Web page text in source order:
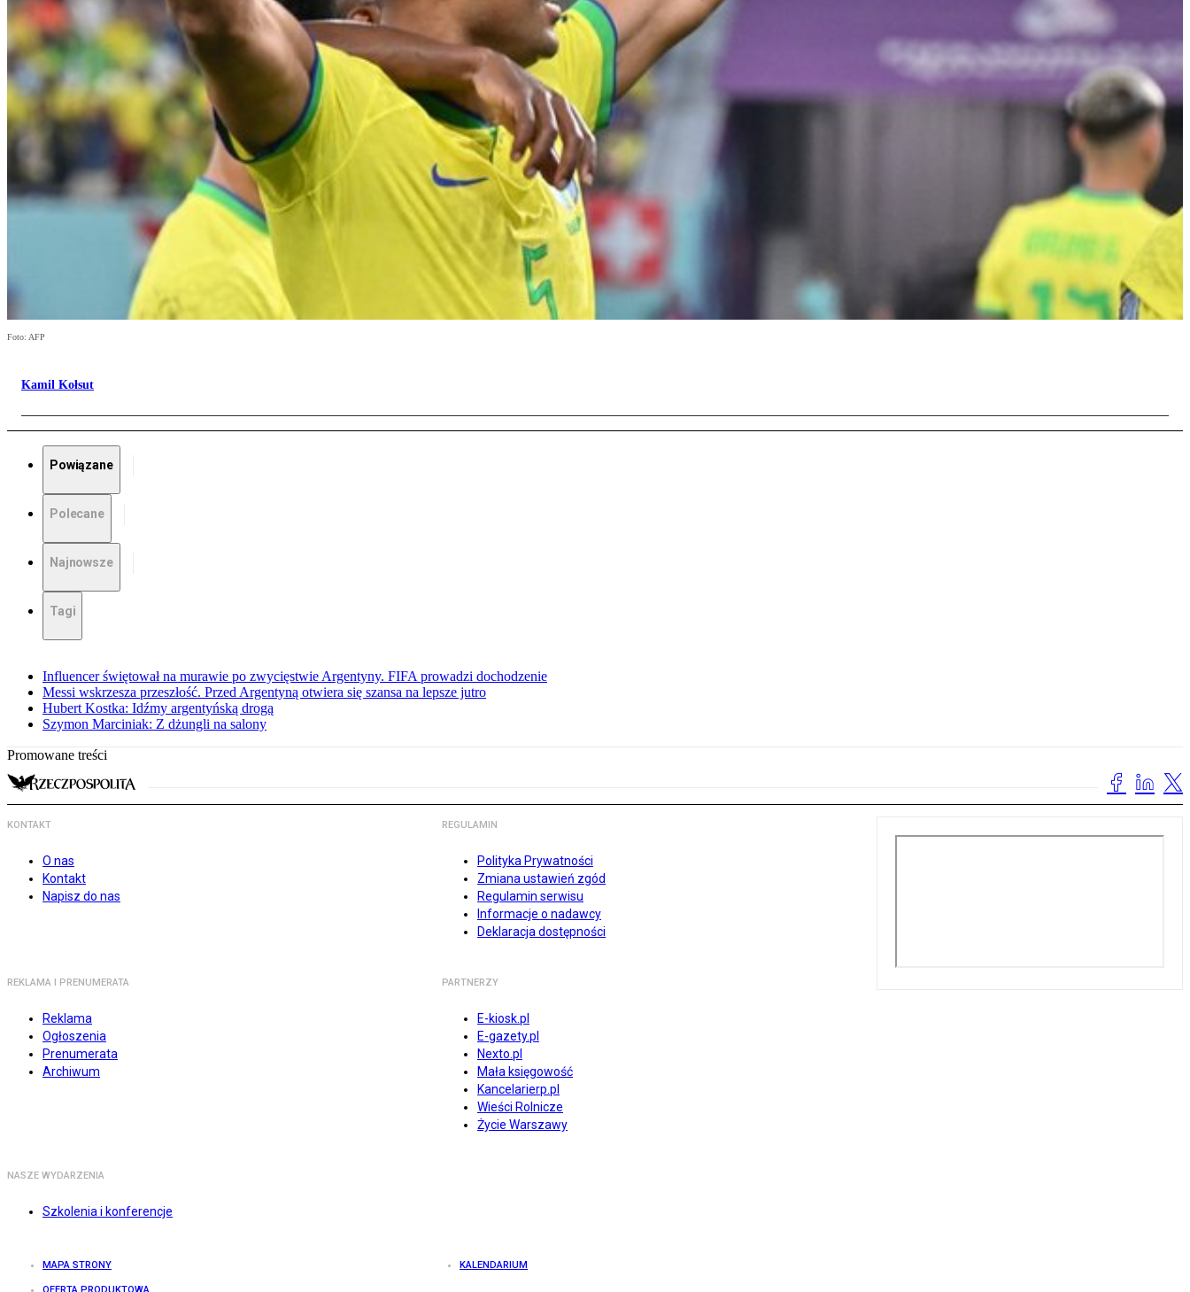
Foto: AFP
Kamil Kołsut
Powiązane
Polecane
Najnowsze
Tagi
Influencer świętował na murawie po zwycięstwie Argentyny. FIFA prowadzi dochodzenie
Messi wskrzesza przeszłość. Przed Argentyną otwiera się szansa na lepsze jutro
Hubert Kostka: Idźmy argentyńską drogą
Szymon Marciniak: Z dżungli na salony
Promowane treści
KONTAKT
O nas
Kontakt
Napisz do nas
REGULAMIN
Polityka Prywatności
Zmiana ustawień zgód
Regulamin serwisu
Informacje o nadawcy
Deklaracja dostępności
REKLAMA I PRENUMERATA
Reklama
Ogłoszenia
Prenumerata
Archiwum
PARTNERZY
E-kiosk.pl
E-gazety.pl
Nexto.pl
Mała księgowość
Kancelarierp.pl
Wieści Rolnicze
Życie Warszawy
NASZE WYDARZENIA
Szkolenia i konferencje
MAPA STRONY KALENDARIUM